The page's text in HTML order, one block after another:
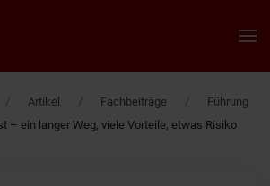
springen
Artikel Fachbeiträge
Führung
– ein langer Weg, viele Vorteile, etwas Risiko